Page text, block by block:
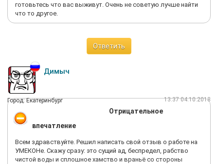
готовьтесь что вас выживут. Очень не советую лучше найти
что то другое.
Ответить
Димыч
Город: Екатеринбург 13:37 04.10.2018
Отрицательное
впечатление
Всем здравствуйте. Решил написать свой отзыв о работе на
УМЕКОНе. Скажу сразу: это сущий ад, беспредел, рабство
чистой воды и сплошное хамство и враньё со стороны